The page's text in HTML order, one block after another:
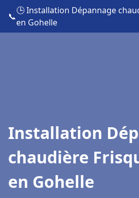
📞
🕒 Installation Dépannage
en Gohelle
Installation
chaudière
en Gohelle